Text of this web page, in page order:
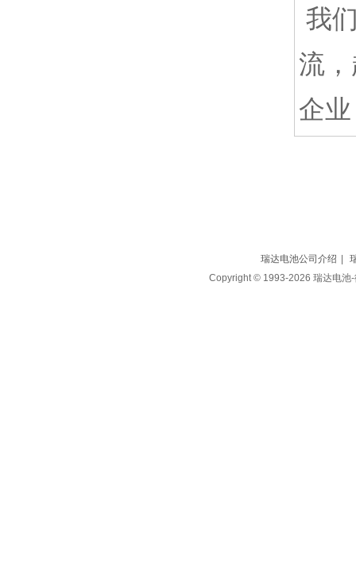
我
流
企
瑞达电池公司介绍
Copyright © 1993-2026 瑞达电池